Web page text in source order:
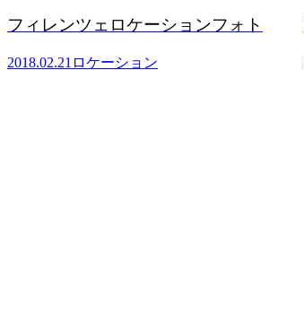
フィレンツェロケーションフォト
2018.02.21 ロケーション